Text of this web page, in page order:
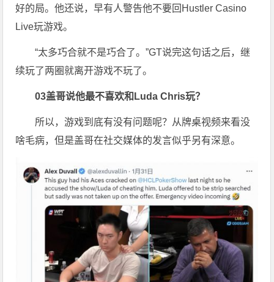
好的局。他还说，早有人警告他不要回Hustler Casino
Live玩游戏。
“太多巧合就不是巧合了。”GT说完这句话之后，继
续玩了两圈就离开游戏不玩了。
03盖哥说他最不喜欢和Luda Chris玩？
所以，游戏到底有没有问题呢？从牌桌视频来看没
啥毛病，但是盖哥在社交媒体的发言似乎另有深意。